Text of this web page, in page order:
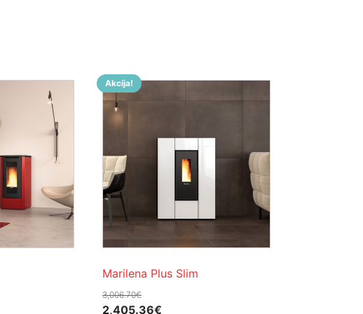
Akcija!
Marilena Plus Slim
3,006.70€
Izvorna
2,405.36€